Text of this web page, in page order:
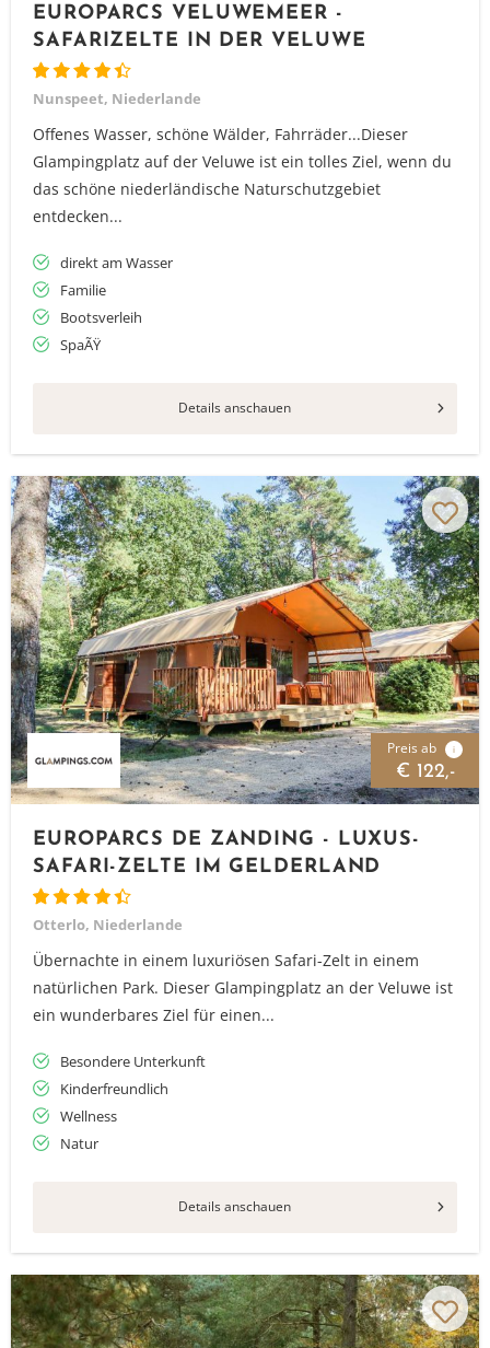
EUROPARCS VELUWEMEER -
SAFARIZELTE IN DER VELUWE
Nunspeet, Niederlande
Offenes Wasser, schöne Wälder, Fahrräder...Dieser
Glampingplatz auf der Veluwe ist ein tolles Ziel, wenn du
das schöne niederländische Naturschutzgebiet
entdecken...
direkt am Wasser
Familie
Bootsverleih
SpaÃŸ
Details anschauen
Preis ab i
€ 122,-
EUROPARCS DE ZANDING - LUXUS-
SAFARI-ZELTE IM GELDERLAND
Otterlo, Niederlande
Übernachte in einem luxuriösen Safari-Zelt in einem
natürlichen Park. Dieser Glampingplatz an der Veluwe ist
ein wunderbares Ziel für einen...
Besondere Unterkunft
Kinderfreundlich
Wellness
Natur
Details anschauen